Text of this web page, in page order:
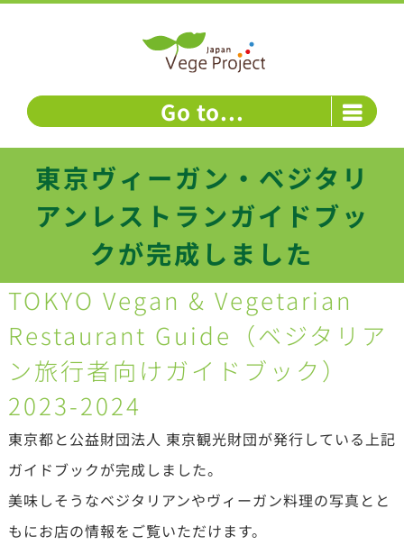
Go to...
東京ヴィーガン・ベジタリ
アンレストランガイドブッ
クが完成しました
TOKYO Vegan & Vegetarian
Restaurant Guide（ベジタリア
ン旅行者向けガイドブック）
2023-2024
東京都と公益財団法人 東京観光財団が発行している上記
ガイドブックが完成しました。
美味しそうなベジタリアンやヴィーガン料理の写真とと
もにお店の情報をご覧いただけます。